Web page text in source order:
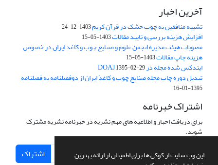
این وب سایت از کوکی ها برای اطمینان از ارائه بهترین
آخرین اخبار
تشبیه منافقین به چوب خشک در قرآن کریم1403-12-24
افزایش هزینه بررسی و تایید مقالات1403-05-15
مصوبات هیئت مدیره انجمن علوم و صنایع چوب و کاغذ ایران در خصوص
هزینه چاپ مقالات1403-05-15
ایندکس شده مجله در DOAJ1395-02-29
تبدیل دوره چاپ مجله صنایع چوب و کاغذ ایران از دوفصلنامه به فصلنامه
1395-01-16
اشتراک خبرنامه
برای دریافت اخبار و اطلاعیه های مهم نشریه در خبرنامه نشریه مشترک
شوید.
اشتراک